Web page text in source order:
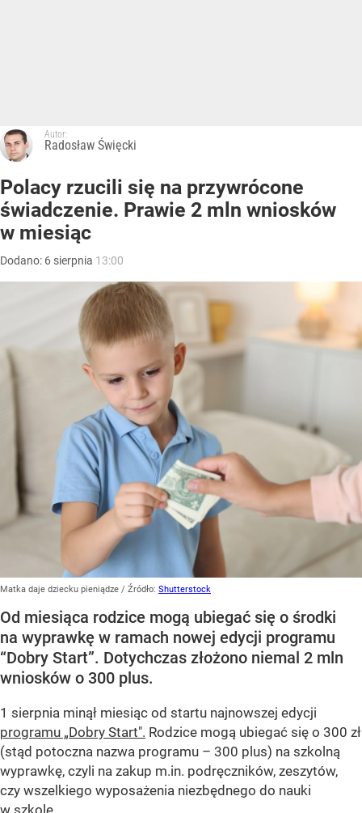
Autor:
Radosław Święcki
Polacy rzucili się na przywrócone
świadczenie. Prawie 2 mln wniosków
w miesiąc
Dodano: 6 sierpnia 13:00
Matka daje dziecku pieniądze / Źródło: Shutterstock
Od miesiąca rodzice mogą ubiegać się o środki
na wyprawkę w ramach nowej edycji programu
“Dobry Start”. Dotychczas złożono niemal 2 mln
wniosków o 300 plus.
1 sierpnia minął miesiąc od startu najnowszej edycji
programu „Dobry Start". Rodzice mogą ubiegać się o 300 zł
(stąd potoczna nazwa programu – 300 plus) na szkolną
wyprawkę, czyli na zakup m.in. podręczników, zeszytów,
czy wszelkiego wyposażenia niezbędnego do nauki
w szkole.